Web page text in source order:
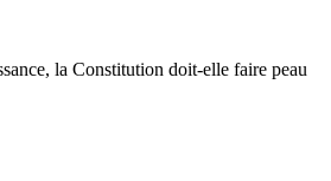
la Constitution doit-elle faire peau